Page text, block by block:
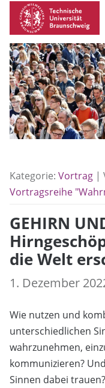
Kategorie: Vortrag |
Vortragsreihe
GEHIRN
die Welt
1. Dezember
Wie nutzen und
unterschiedlichen
wahrzunehmen,
kommunizieren?
Sinnen dabei